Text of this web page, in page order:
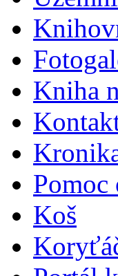
Kniha
Pomoc
Koš